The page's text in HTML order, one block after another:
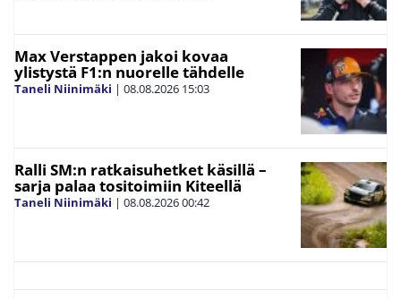
Max Verstappen jakoi kovaa
ylistystä F1:n nuorelle tähdelle
Taneli Niinimäki | 08.08.2026 15:03
Ralli SM:n ratkaisuhetket käsillä –
sarja palaa tositoimiin Kiteellä
Taneli Niinimäki | 08.08.202600:42